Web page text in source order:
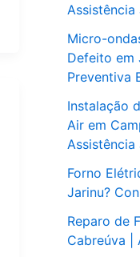
Assistência
Micro-
Defeito em
Preventiva
Instalação
Air em
Assistência
Forno
Jarinu?
Reparo de
Cabreúva |